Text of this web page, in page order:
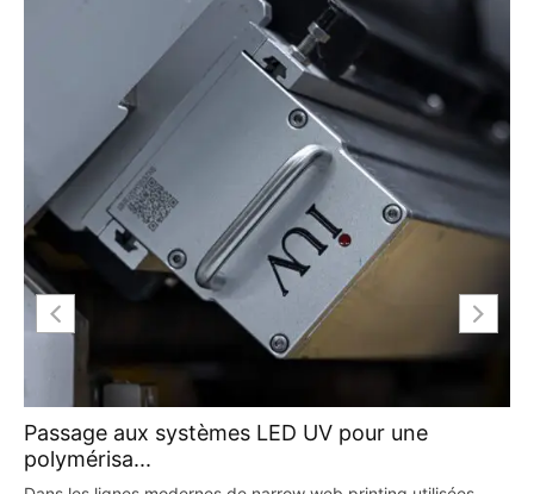
Passage aux systèmes LED UV pour une
polymérisa...